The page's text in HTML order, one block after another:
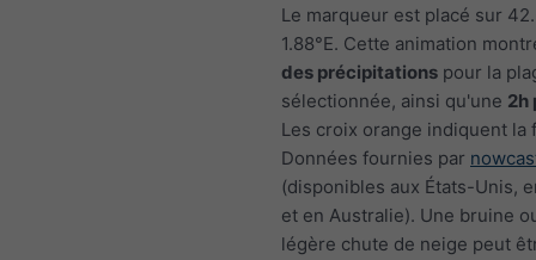
Le marqueur est placé sur
1.88°E. Cette animation
des précipitations pour la
sélectionnée, ainsi qu'une 2h
Les croix orange indiquent la
Données fournies par
(disponibles aux États-Unis,
et en Australie). Une bruine
légère chute de neige peut